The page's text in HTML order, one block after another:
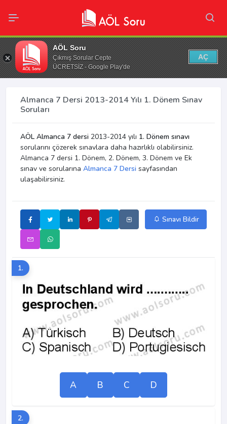
AÖL Soru
Çıkmış Sorular Cepte
ÜCRETSİZ - Google Play'de
AÇ
Almanca 7 Dersi 2013-2014 Yılı 1. Dönem Sınav
Soruları
AÖL Almanca 7 dersi 2013-2014 yılı 1. Dönem sınavı
sorularını çözerek sınavlara daha hazırlıklı olabilirsiniz.
Almanca 7 dersi 1. Dönem, 2. Dönem, 3. Dönem ve Ek
sınav ve sorularına Almanca 7 Dersi sayfasından
ulaşabilirsiniz.
Sınavı Bildir
1.
A B C D
2.